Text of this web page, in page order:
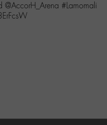
#Lamomali